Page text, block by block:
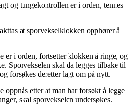
og tungekontrollen er i orden, tennes
at sporvekselklokken opphører å
er i orden, fortsetter klokken å ringe, og
Sporvekselen skal da legges tilbake til
forsøkes deretter lagt om på nytt.
etter at man har forsøkt å legge
skal sporvekselen undersøkes.